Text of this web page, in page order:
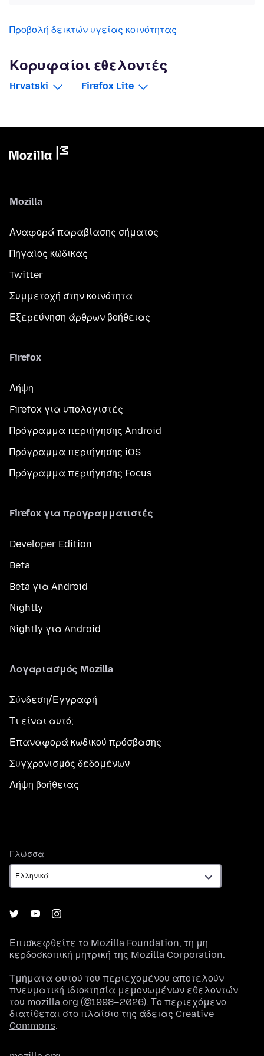
Προβολή δεικτών υγείας κοινότητας
Κορυφαίοι εθελοντές
Hrvatski Firefox Lite
Mozilla
Αναφορά παραβίασης σήματος
Πηγαίος κώδικας
Twitter
Συμμετοχή στην κοινότητα
Εξερεύνηση άρθρων βοήθειας
Firefox
Λήψη
Firefox για υπολογιστές
Πρόγραμμα περιήγησης Android
Πρόγραμμα περιήγησης iOS
Πρόγραμμα περιήγησης Focus
Firefox για προγραμματιστές
Developer Edition
Beta
Beta για Android
Nightly
Nightly για Android
Λογαριασμός Mozilla
Σύνδεση/Εγγραφή
Τι είναι αυτό;
Επαναφορά κωδικού πρόσβασης
Συγχρονισμός δεδομένων
Λήψη βοήθειας
Γλώσσα
Επισκεφθείτε το Mozilla Foundation, τη μη
κερδοσκοπική μητρική της Mozilla Corporation.
Τμήματα αυτού του περιεχομένου αποτελούν
πνευματική ιδιοκτησία μεμονωμένων εθελοντών
του mozilla.org (©1998–2026). Το περιεχόμενο
διατίθεται στο πλαίσιο της άδειας Creative
Commons.